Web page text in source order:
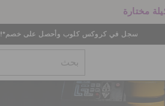
سجل في كروكس كلوب وأحصل على خصم*! 15%